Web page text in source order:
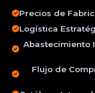
Precios de
Logística
Abastecimiento
Flujo de